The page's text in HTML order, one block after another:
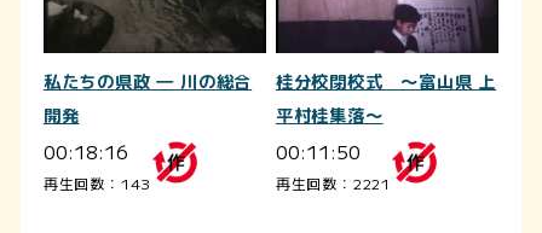
私たちの県政 ― 川の総合
開発
00:18:16
再生回数：143
桂分校閉校式 ～富山県 上
平村桂集落～
00:11:50
再生回数：2221